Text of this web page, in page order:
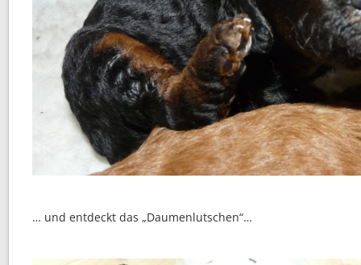
… und entdeckt das „Daumenlutschen“…